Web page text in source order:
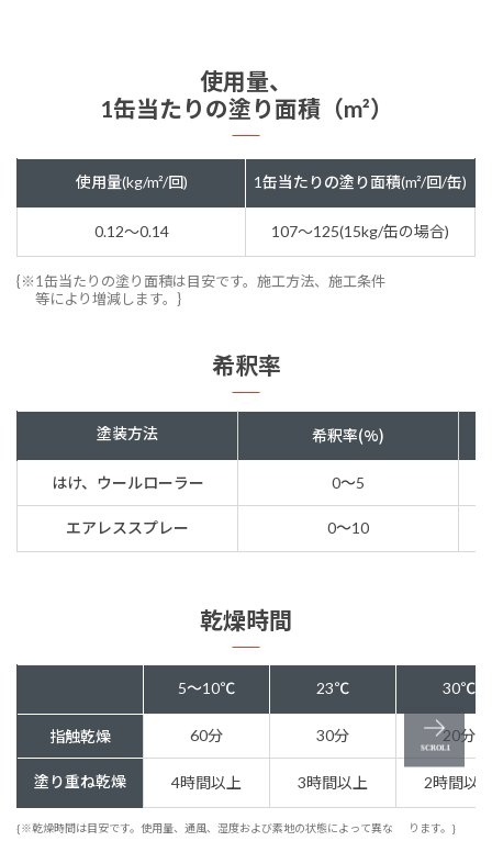
使用量、
1缶当たりの塗り面積（m²）
使用量(kg/m²/回) 1缶当たりの塗り面積(m²/回/缶)
0.12～0.14 107～125(15kg/缶の場合)
{※1缶当たりの塗り面積は目安です。施工方法、施工条件
等により増減します。}
希釈率
塗装方法 希釈率(%)
はけ、ウールローラー 0～5
エアレススプレー 0～10
乾燥時間
5～10℃ 23℃ 30℃
指触乾燥 60分 30分 20分
塗り重ね乾燥 4時間以上 3時間以上 2時間以
{※乾燥時間は目安です。使用量、通風、湿度および素地の状態によって異な ります。}